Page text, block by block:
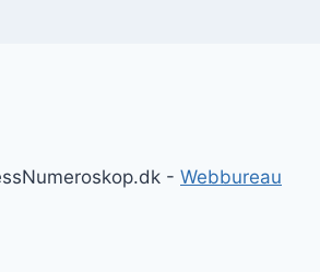
- Webbureau